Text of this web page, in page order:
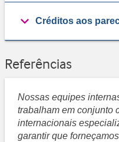
Créditos aos
Referências
Nossas equipes
trabalham em conjunto
internacionais
garantir que